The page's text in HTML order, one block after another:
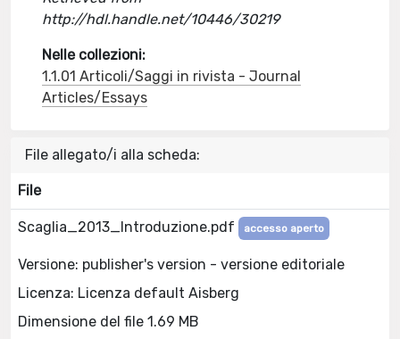
http://hdl.handle.net/10446/30219
Nelle collezioni:
1.1.01 Articoli/Saggi in rivista - Journal
Articles/Essays
File allegato/i alla scheda:
File
Scaglia_2013_Introduzione.pdf accesso aperto
Versione: publisher's version - versione editoriale
Licenza: Licenza default Aisberg
Dimensione del file 1.69 MB